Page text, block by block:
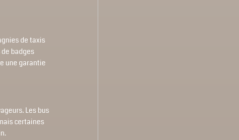
de taxis
badges
une garantie
Les bus
certaines